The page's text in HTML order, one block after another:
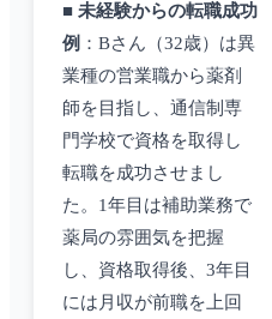
■ 未経験からの転職成功
例 ：Bさん（32歳）は異
業種の営業職から薬剤
師を目指し、通信制専
門学校で資格を取得し
転職を成功させまし
た。1年目は補助業務で
薬局の雰囲気を把握
し、資格取得後、3年目
には月収が前職を上回